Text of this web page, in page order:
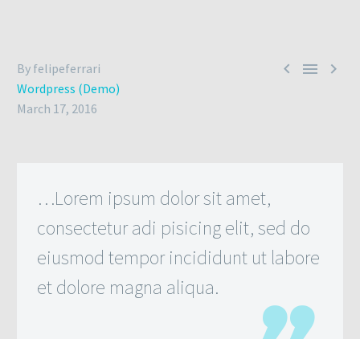
  
By felipeferrari
Wordpress (Demo)
March 17, 2016
…Lorem ipsum dolor sit amet,
consectetur adi pisicing elit, sed do
eiusmod tempor incididunt ut labore
et dolore magna aliqua.